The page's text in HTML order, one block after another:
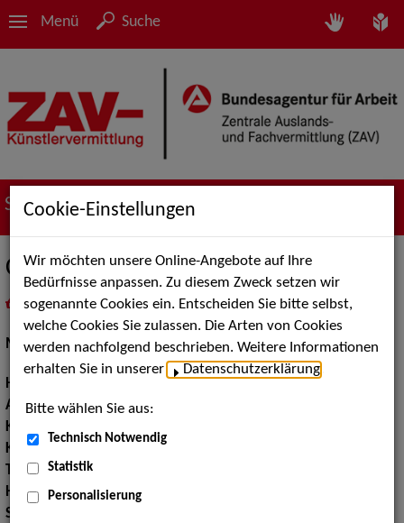
Menü Suche
Suche nach Künstler*innen
Christian Be.
als PDF speichern
inMeine Merklistelegen
Models / Werbung:Fotomodell
Haarfarbe:
Augenfarbe:blau
Körpergröße:
Konfektionsgröße:
Taille:
84
Hüfte:
94
Schuhgröße:
Cookie-Einstellungen
Wir möchten unsere Online-Angebote auf Ihre
Bedürfnisse anpassen. Zu diesem Zweck setzen wir
sogenannte Cookies ein. Entscheiden Sie bitte selbst,
welche Cookies Sie zulassen. Die Arten von Cookies
werden nachfolgend beschrieben. Weitere Informationen
erhalten Sie in unserer
Datenschutzerklärung
Bitte wählen Sie aus:
Technisch Notwendig
Statistik
Personalisierung